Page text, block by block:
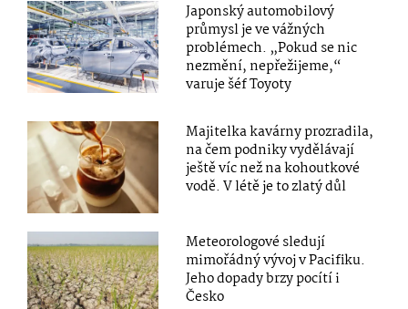
Japonský automobilový
průmysl je ve vážných
problémech. „Pokud se nic
nezmění, nepřežijeme,“
varuje šéf Toyoty
Majitelka kavárny prozradila,
na čem podniky vydělávají
ještě víc než na kohoutkové
vodě. V létě je to zlatý důl
Meteorologové sledují
mimořádný vývoj v Pacifiku.
Jeho dopady brzy pocítí i
Česko